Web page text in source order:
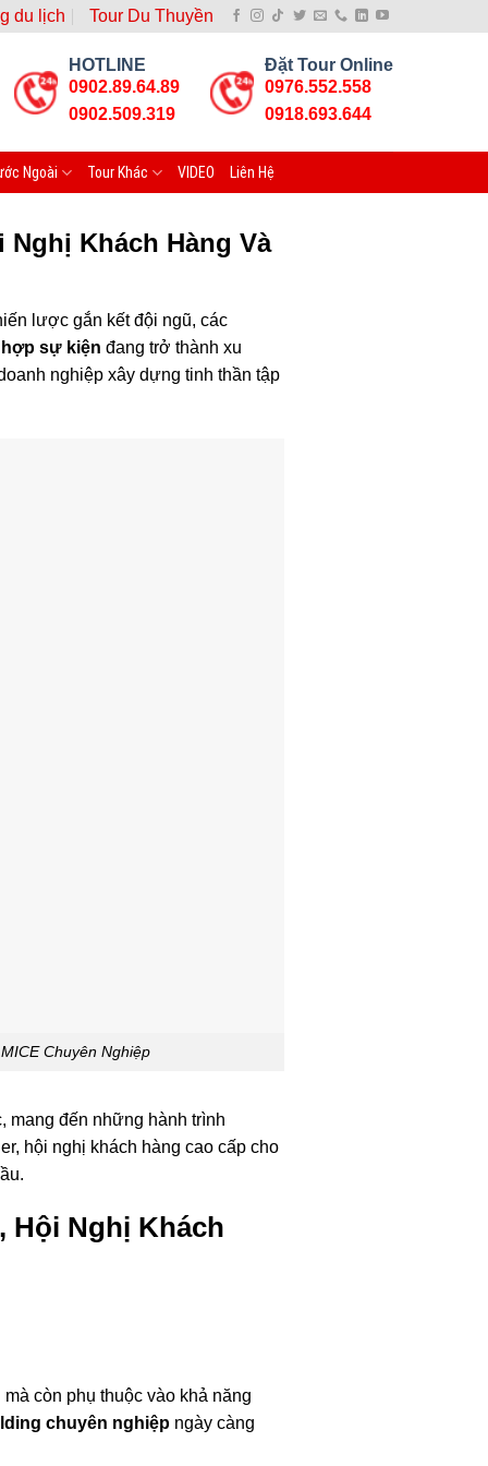
du lịch Tour Du Thuyền
HOTLINE
0902.89.64.89
0902.509.319
Đặt Tour Online
0976.552.558
0918.693.644
Ngoài Tour Khác VIDEO Liên Hệ
Nghị Khách Hàng Và
lược gắn kết đội ngũ, các
sự kiện đang trở thành xu
nghiệp xây dựng tinh thần tập
Chuyên Nghiệp
mang đến những hành trình
hội nghị khách hàng cao cấp cho
Hội Nghị Khách
còn phụ thuộc vào khả năng
chuyên nghiệp ngày càng